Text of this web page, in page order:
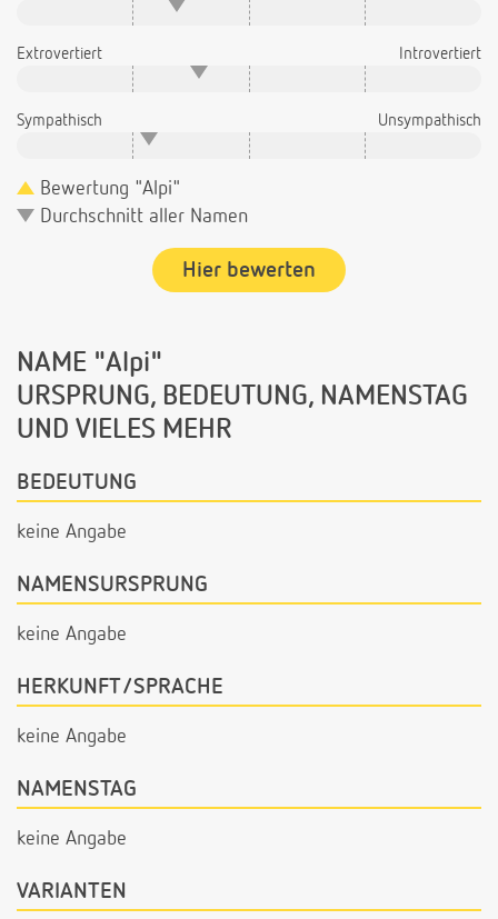
Extrovertiert Introvertiert
Sympathisch Unsympathisch
Bewertung "Alpi"
Durchschnitt aller Namen
Hier bewerten
NAME "Alpi"
URSPRUNG, BEDEUTUNG, NAMENSTAG
UND VIELES MEHR
BEDEUTUNG
keine Angabe
NAMENSURSPRUNG
keine Angabe
HERKUNFT/SPRACHE
keine Angabe
NAMENSTAG
keine Angabe
VARIANTEN